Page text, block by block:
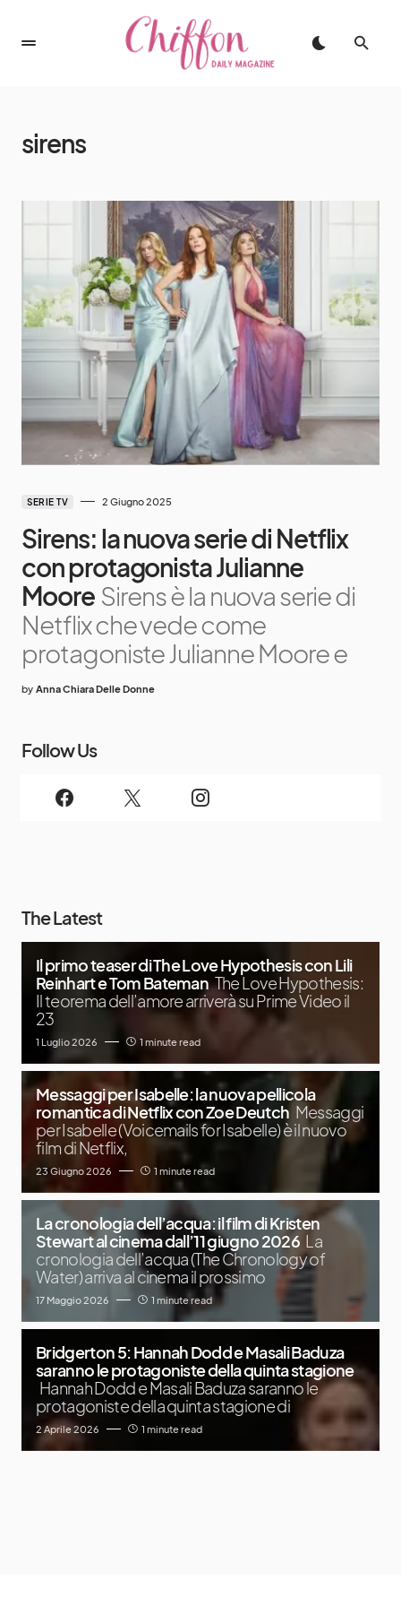
sirens
SERIE TV 2 Giugno 2025
Sirens: la nuova serie di Netflix
con protagonista Julianne
Moore Sirens è la nuova serie di
Netflix che vede come
protagoniste Julianne Moore e
by Anna Chiara Delle Donne
Follow Us
The Latest
Il primo teaser di The Love Hypothesis con Lili
Reinhart e Tom Bateman The Love Hypothesis:
Il teorema dell’amore arriverà su Prime Video il
23
1 Luglio 2026 1 minute read
Messaggi per Isabelle: la nuova pellicola
romantica di Netflix con Zoe Deutch Messaggi
per Isabelle (Voicemails for Isabelle) è il nuovo
film di Netflix,
23 Giugno 2026 1 minute read
La cronologia dell’acqua: il film di Kristen
Stewart al cinema dall’11 giugno 2026 La
cronologia dell’acqua (The Chronology of
Water) arriva al cinema il prossimo
17 Maggio 2026 1 minute read
Bridgerton 5: Hannah Dodd e Masali Baduza
saranno le protagoniste della quinta stagione
Hannah Dodd e Masali Baduza saranno le
protagoniste della quinta stagione di
2 Aprile 2026 1 minute read